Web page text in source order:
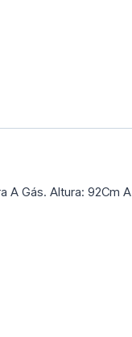
Gás. Altura: 92Cm